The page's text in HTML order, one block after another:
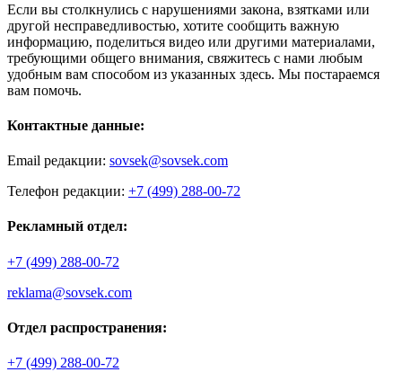
Если вы столкнулись с нарушениями закона, взятками или
другой несправедливостью, хотите сообщить важную
информацию, поделиться видео или другими материалами,
требующими общего внимания, свяжитесь с нами любым
удобным вам способом из указанных здесь. Мы постараемся
вам помочь.
Контактные данные:
Email редакции: sovsek@sovsek.com
Телефон редакции: +7 (499) 288-00-72
Рекламный отдел:
+7 (499) 288-00-72
reklama@sovsek.com
Отдел распространения:
+7 (499) 288-00-72